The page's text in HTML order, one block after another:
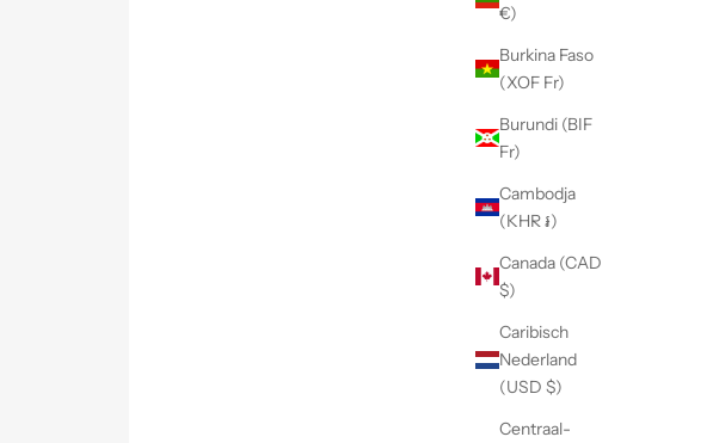
€)
Burkina Faso
(XOF Fr)
Burundi (BIF
Fr)
Cambodja
(KHR ៛)
Canada (CAD
$)
Caribisch
Nederland
(USD $)
Centraal-